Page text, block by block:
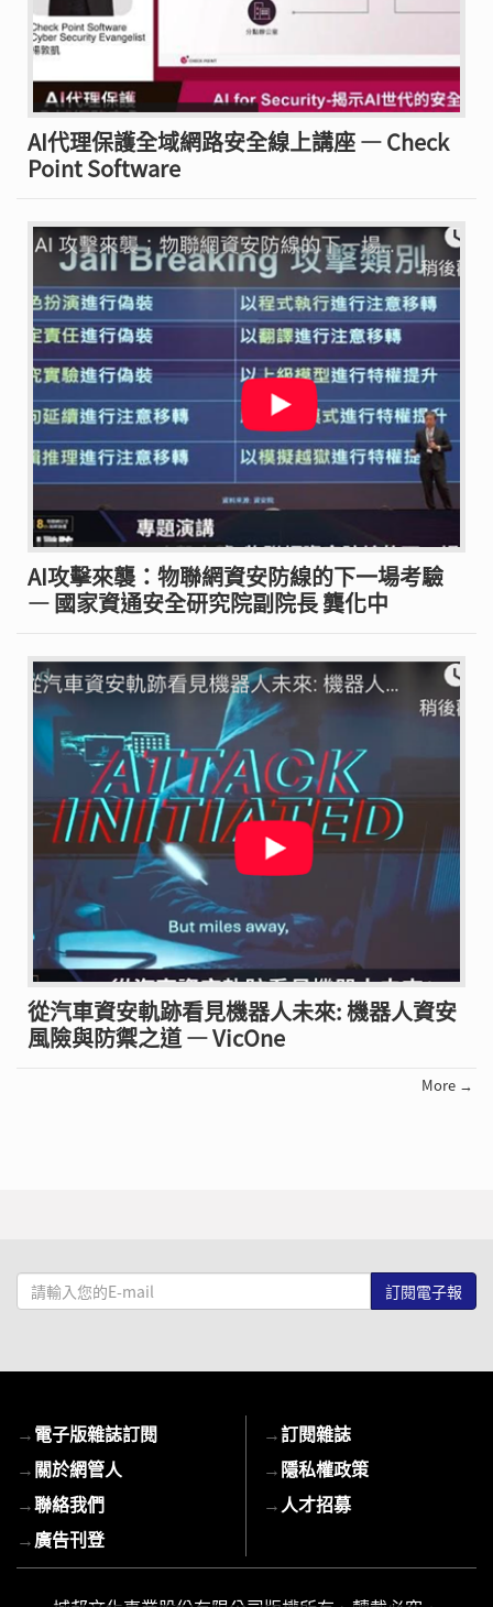
AI代理保護全域網路安全線上講座 — Check
Point Software
AI攻擊來襲：物聯網資安防線的下一場考驗
— 國家資通安全研究院副院長 龔化中
從汽車資安軌跡看見機器人未來: 機器人資安
風險與防禦之道 — VicOne
More →
請
輸
mail
→電子版雜誌訂閱
→關於網管人
→聯絡我們
→廣告刊登
→訂閱雜誌
→隱私權政策
→ 人才招募